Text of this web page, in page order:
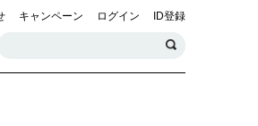
キャンペーン ログイン ID登録